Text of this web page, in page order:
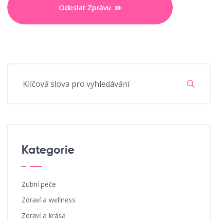
Odeslat Zprávu
Kategorie
Zubní péče
Zdraví a wellness
Zdraví a krása